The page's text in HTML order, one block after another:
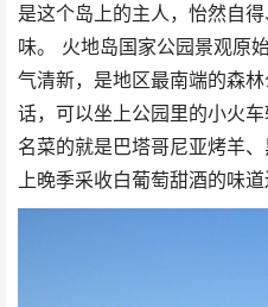
是这个岛上的主人，怡然自
味。 火地岛国家公园景观原
气清新，是地区最南端的森
话，可以坐上公园里的小火
名菜的就是巴塔哥尼亚烤羊
上晚季采收白葡萄甜酒的味道